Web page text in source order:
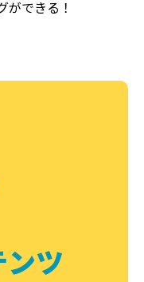
ができる！
ツ